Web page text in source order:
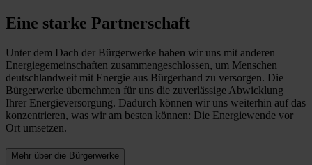
Eine starke Partnerschaft
Unter dem Dach der Bürgerwerke haben wir uns mit anderen
Energiegemeinschaften zusammengeschlossen, um Menschen
deutschlandweit mit Energie aus Bürgerhand zu versorgen. Die
Bürgerwerke übernehmen für uns die zuverlässige Abwicklung
Ihrer Energieversorgung. Dadurch können wir uns weiterhin auf das
konzentrieren, was wir am besten können: Die Energiewende vor
Ort umsetzen.
Mehr über die Bürgerwerke